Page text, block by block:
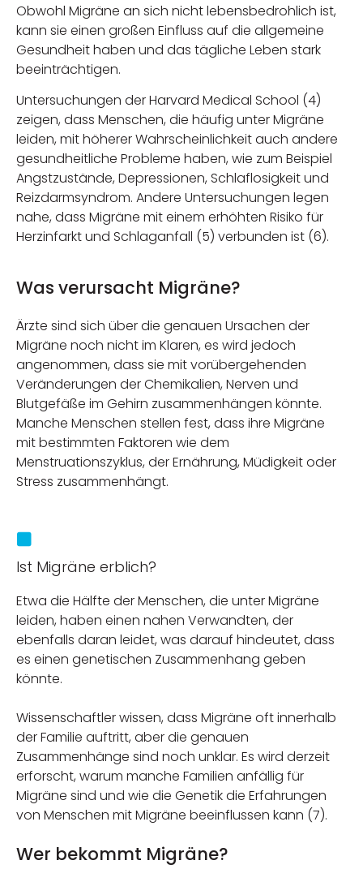
Obwohl Migräne an sich nicht lebensbedrohlich ist,
kann sie einen großen Einfluss auf die allgemeine
Gesundheit haben und das tägliche Leben stark
beeinträchtigen.
Untersuchungen der Harvard Medical School (4)
zeigen, dass Menschen, die häufig unter Migräne
leiden, mit höherer Wahrscheinlichkeit auch andere
gesundheitliche Probleme haben, wie zum Beispiel
Angstzustände, Depressionen, Schlaflosigkeit und
Reizdarmsyndrom. Andere Untersuchungen legen
nahe, dass Migräne mit einem erhöhten Risiko für
Herzinfarkt und Schlaganfall (5) verbunden ist (6).
Was verursacht Migräne?
Ärzte sind sich über die genauen Ursachen der
Migräne noch nicht im Klaren, es wird jedoch
angenommen, dass sie mit vorübergehenden
Veränderungen der Chemikalien, Nerven und
Blutgefäße im Gehirn zusammenhängen könnte.
Manche Menschen stellen fest, dass ihre Migräne
mit bestimmten Faktoren wie dem
Menstruationszyklus, der Ernährung, Müdigkeit oder
Stress zusammenhängt.
Ist Migräne erblich?
Etwa die Hälfte der Menschen, die unter Migräne
leiden, haben einen nahen Verwandten, der
ebenfalls daran leidet, was darauf hindeutet, dass
es einen genetischen Zusammenhang geben
könnte.
Wissenschaftler wissen, dass Migräne oft innerhalb
der Familie auftritt, aber die genauen
Zusammenhänge sind noch unklar. Es wird derzeit
erforscht, warum manche Familien anfällig für
Migräne sind und wie die Genetik die Erfahrungen
von Menschen mit Migräne beeinflussen kann (7).
Wer bekommt Migräne?